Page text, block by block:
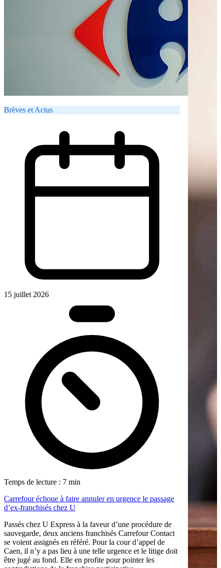
Brèves et Actus
15 juillet 2026
Temps de lecture : 7 min
Carrefour échoue à faire annuler en urgence le passage
d’ex-franchisés chez U
Passés chez U Express à la faveur d’une procédure de
sauvegarde, deux anciens franchisés Carrefour Contact
se voient assignés en référé. Pour la cour d’appel de
Caen, il n’y a pas lieu à une telle urgence et le litige doit
être jugé au fond. Elle en profite pour pointer les